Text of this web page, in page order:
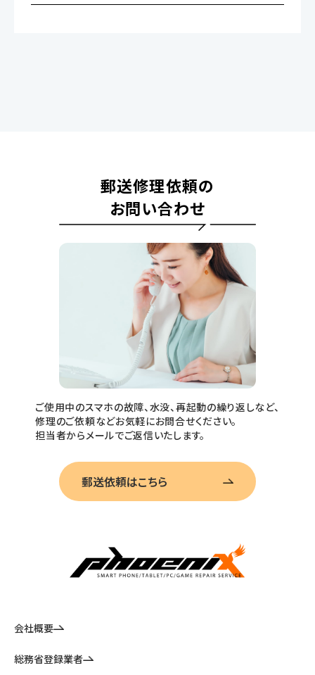
郵送修理依頼の
お問い合わせ
ご使用中のスマホの故障、水没、再起動の繰り返しなど、
修理のご依頼などお気軽にお問合せください。
担当者からメールでご返信いたします。
郵送依頼はこちら
会社概要
総務省登録業者